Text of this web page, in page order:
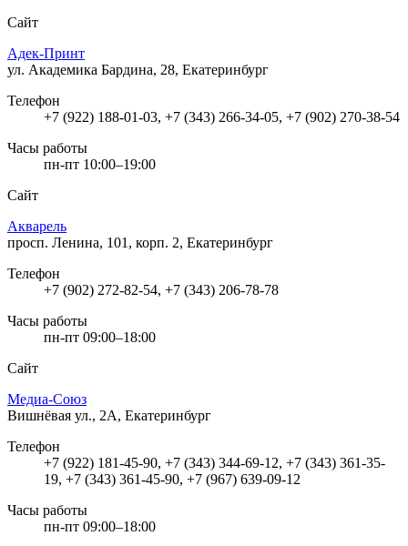
Сайт
Адек-Принт
ул. Академика Бардина, 28, Екатеринбург
Телефон
+7 (922) 188-01-03, +7 (343) 266-34-05, +7 (902) 270-38-54
Часы работы
пн-пт 10:00–19:00
Сайт
Акварель
просп. Ленина, 101, корп. 2, Екатеринбург
Телефон
+7 (902) 272-82-54, +7 (343) 206-78-78
Часы работы
пн-пт 09:00–18:00
Сайт
Медиа-Союз
Вишнёвая ул., 2А, Екатеринбург
Телефон
+7 (922) 181-45-90, +7 (343) 344-69-12, +7 (343) 361-35-
19, +7 (343) 361-45-90, +7 (967) 639-09-12
Часы работы
пн-пт 09:00–18:00